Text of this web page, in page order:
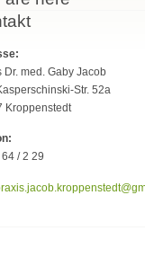
Dr. med. Gaby Jacob
Str. 52a
Kroppenstedt
/ 2 29